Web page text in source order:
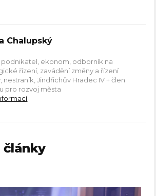
Chalupský
podnikatel, ekonom, odborník na
řízení, zavádění změny a řízení
nestraník, Jindřichův Hradec IV + člen
pro rozvoj města
články